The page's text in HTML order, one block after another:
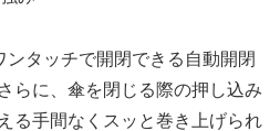
ンタッチで開閉できる自動開閉
らに、傘を閉じる際の押し込み
る手間なくスッと巻き上げられ